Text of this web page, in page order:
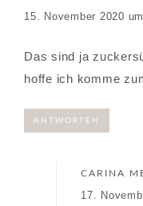
15. November 2020
Das sind ja
hoffe ich komme
ANTWORTEN
CARINA
17.